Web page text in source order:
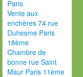
Paris
Vente aux
enchères 74 rue
Duhesme Paris
18ème
Chambre de
bonne rue Saint
Maur Paris 11ème